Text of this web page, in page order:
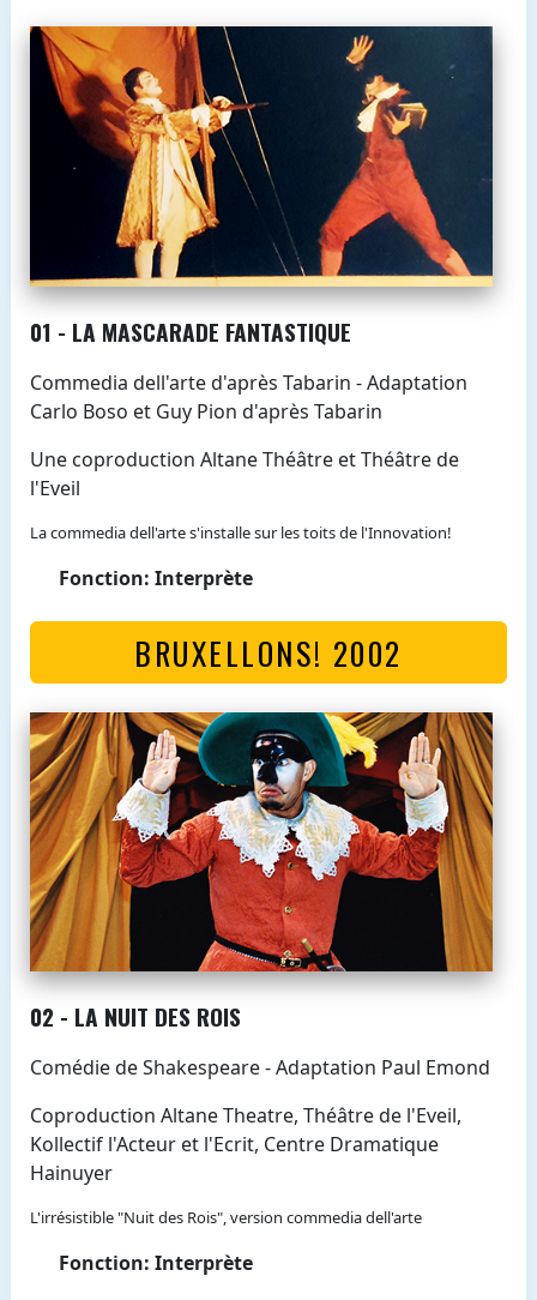
01 - LA MASCARADE FANTASTIQUE
Commedia dell'arte d'après Tabarin - Adaptation
Carlo Boso et Guy Pion d'après Tabarin
Une coproduction Altane Théâtre et Théâtre de
l'Eveil
La commedia dell'arte s'installe sur les toits de l'Innovation!
Fonction: Interprète
BRUXELLONS! 2002
02 - LA NUIT DES ROIS
Comédie de Shakespeare - Adaptation Paul Emond
Coproduction Altane Theatre, Théâtre de l'Eveil,
Kollectif l'Acteur et l'Ecrit, Centre Dramatique
Hainuyer
L'irrésistible "Nuit des Rois", version commedia dell'arte
Fonction: Interprète